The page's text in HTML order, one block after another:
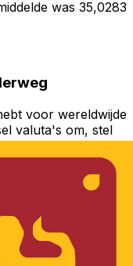
was 35,0283
voor wereldwijde
valuta's om, stel
over naar het
Download